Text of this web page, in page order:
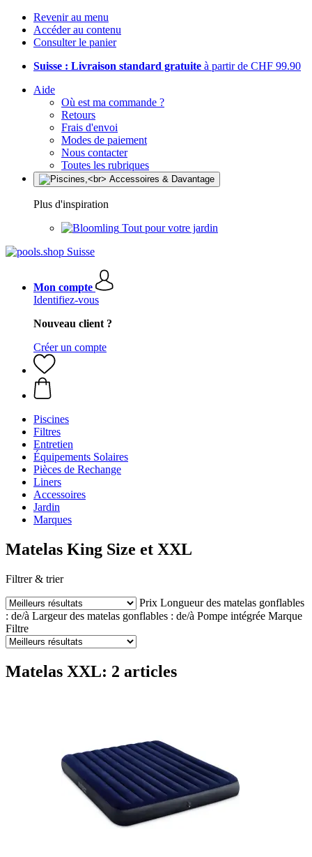
Revenir au menu
Accéder au contenu
Consulter le panier
Suisse : Livraison standard gratuite à partir de CHF 99.90
Aide
Où est ma commande ?
Retours
Frais d'envoi
Modes de paiement
Nous contacter
Toutes les rubriques
Plus d'inspiration
Tout pour votre jardin
Mon compte
Identifiez-vous
Nouveau client ?
Créer un compte
Piscines
Filtres
Entretien
Équipements Solaires
Pièces de Rechange
Liners
Accessoires
Jardin
Marques
Matelas King Size et XXL
Filtrer & trier
Prix Longueur des matelas gonflables
: de/à Largeur des matelas gonflables : de/à Pompe intégrée Marque
Filtre
Matelas XXL: 2 articles